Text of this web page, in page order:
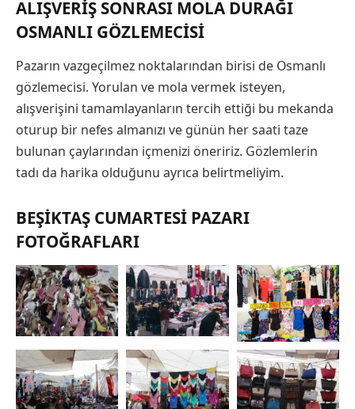
ALIŞVERIŞ SONRASI MOLA DURAĞI
OSMANLI GÖZLEMECISI
Pazarın vazgeçilmez noktalarından birisi de Osmanlı
gözlemecisi. Yorulan ve mola vermek isteyen,
alışverişini tamamlayanların tercih ettiği bu mekanda
oturup bir nefes almanızı ve günün her saati taze
bulunan çaylarından içmenizi öneririz. Gözlemlerin
tadı da harika olduğunu ayrıca belirtmeliyim.
BEŞIKTAŞ CUMARTESI PAZARI
FOTOĞRAFLARI